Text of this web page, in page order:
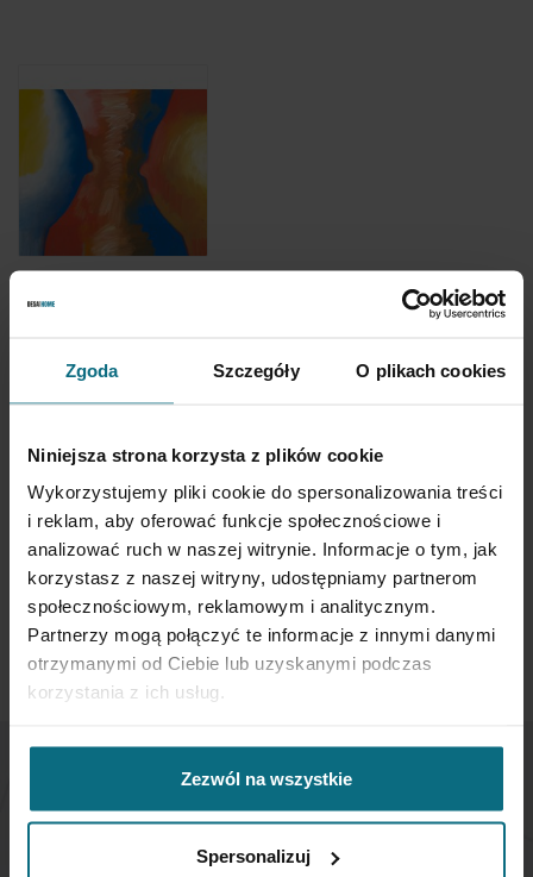
Zgoda Szczegóły O plikach cookies
Niniejsza strona korzysta z plików cookie
Wykorzystujemy pliki cookie do spersonalizowania treści
i reklam, aby oferować funkcje społecznościowe i
analizować ruch w naszej witrynie. Informacje o tym, jak
korzystasz z naszej witryny, udostępniamy partnerom
społecznościowym, reklamowym i analitycznym.
Partnerzy mogą połączyć te informacje z innymi danymi
otrzymanymi od Ciebie lub uzyskanymi podczas
korzystania z ich usług.
Zezwól na wszystkie
Spersonalizuj
Wojciech Fangor
"Przestrzeń
Strona
Strona
Poprzednie Strona
1 Strona
2 Strona
3
Aktualnie
czytasz
stronę
4
POKAŻ NA STRONĘ
NEWSLETTER
Jeśli chcesz otrzymywać aktualne informacje